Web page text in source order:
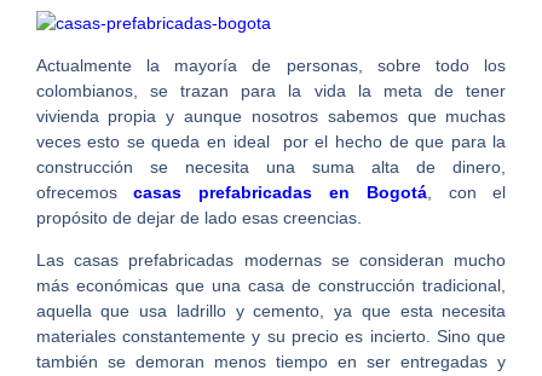
Actualmente la mayoría de personas, sobre todo los
colombianos, se trazan para la vida la meta de tener
vivienda propia y aunque nosotros sabemos que muchas
veces esto se queda en ideal por el hecho de que para la
construcción se necesita una suma alta de dinero,
ofrecemoscasas prefabricadas en Bogotá, con el
propósito de dejar de lado esas creencias.
Las casas prefabricadas modernas se consideran mucho
más económicas que una casa de construcción tradicional,
aquella que usa ladrillo y cemento, ya que esta necesita
materiales constantemente y su precio es incierto. Sino que
también se demoran menos tiempo en ser entregadas y